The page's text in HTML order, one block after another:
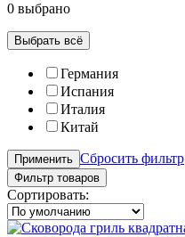
0 выбрано
Выбрать всё
Германия
Испания
Италия
Китай
Применить Сбросить фильтр
Фильтр товаров
Сортировать: